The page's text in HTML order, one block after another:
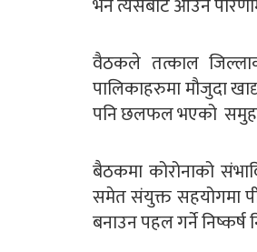
भने त्यसबाट आउने
वैठकले तत्काल
पालिकाहरुमा मौजुदा
पनि छलफल भएको
बैठकमा कोरोनाको
समेत संयुक्त सहयोगमा
बनाउन पहल गर्ने